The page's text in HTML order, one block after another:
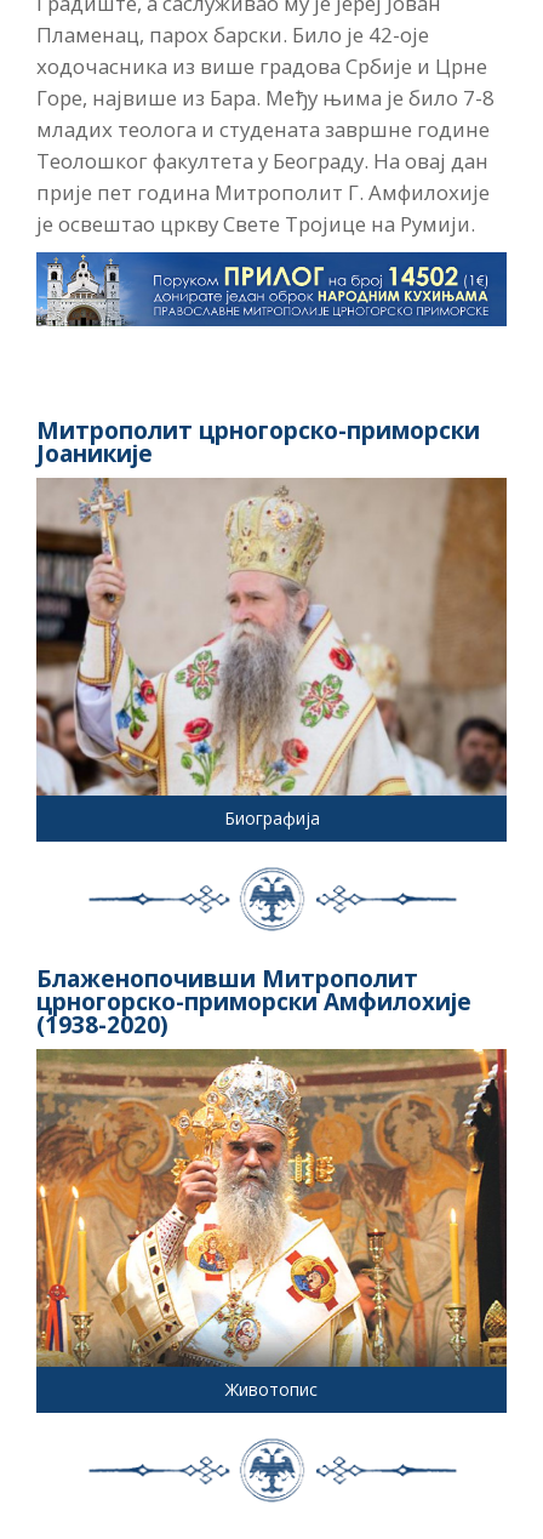
Пламенац, парох барски. Било је 42-оје
ходочасника из више градова Србије и Црне
Горе, највише из Бара. Међу њима је било 7-8
младих теолога и студената завршне године
Теолошког факултета у Београду. На овај дан
прије пет година Митрополит Г. Амфилохије
је освештао цркву Свете Тројице на Румији.
Митрополит црногорско-приморски
Јоаникије
Биографија
Блаженопочивши Митрополит
црногорско-приморски Амфилохије
(1938-2020)
Животопис